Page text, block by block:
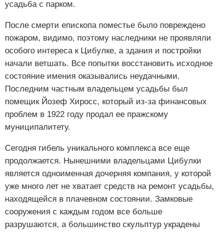
усадьба с парком.
После смерти епископа поместье было повреждено
пожаром, видимо, поэтому наследники не проявляли
особого интереса к Цибулке, а здания и постройки
начали ветшать. Все попытки восстановить исходное
состояние имения оказывались неудачными.
Последним частным владельцем усадьбы был
помещик Йозеф Хиросс, который из-за финансовых
проблем в 1922 году продал ее пражскому
муниципалитету.
Сегодня гибель уникального комплекса все еще
продолжается. Нынешними владельцами Цибулки
является одноименная дочерняя компания, у которой
уже много лет не хватает средств на ремонт усадьбы,
находящейся в плачевном состоянии. Замковые
сооружения с каждым годом все больше
разрушаются, а большинство скульптур украдены